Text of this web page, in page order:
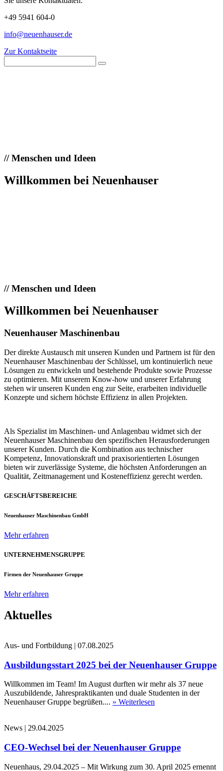
+49 5941 604-0
info@neuenhauser.de
Zur Kontaktseite
//Menschen und Ideen
Willkommen bei Neuenhauser
//Menschen und Ideen
Willkommen bei Neuenhauser
Neuenhauser Maschinenbau
Der direkte Austausch mit unseren Kunden und Partnern ist für den
Neuenhauser Maschinenbau der Schlüssel, um kontinuierlich neue
Lösungen zu entwickeln und bestehende Produkte sowie Prozesse
zu optimieren. Mit unserem Know-how und unserer Erfahrung
stehen wir unseren Kunden eng zur Seite, erarbeiten individuelle
Konzepte und sichern höchste Effizienz in allen Projekten.
Als Spezialist im Maschinen- und Anlagenbau widmet sich der
Neuenhauser Maschinenbau den spezifischen Herausforderungen
unserer Kunden. Durch die Kombination aus technischer
Kompetenz, Innovationskraft und praxisorientierten Lösungen
bieten wir zuverlässige Systeme, die höchsten Anforderungen an
Qualität, Zeitmanagement und Kosteneffizienz gerecht werden.
GESCHÄFTSBEREICHE
Neuenhauser Maschinenbau GmbH
Mehr erfahren
UNTERNEHMENSGRUPPE
Firmen der Neuenhauser Gruppe
Mehr erfahren
Aktuelles
Aus- und Fortbildung | 07.08.2025
Ausbildungsstart 2025 bei der Neuenhauser Gruppe
Willkommen im Team! Im August durften wir mehr als 37 neue
Auszubildende, Jahrespraktikanten und duale Studenten in der
Neuenhauser Gruppe begrüßen.... » Weiterlesen
News | 29.04.2025
CEO-Wechsel bei der Neuenhauser Gruppe
Neuenhaus, 29.04.2025 – Mit Wirkung zum 30. April 2025 ernennt